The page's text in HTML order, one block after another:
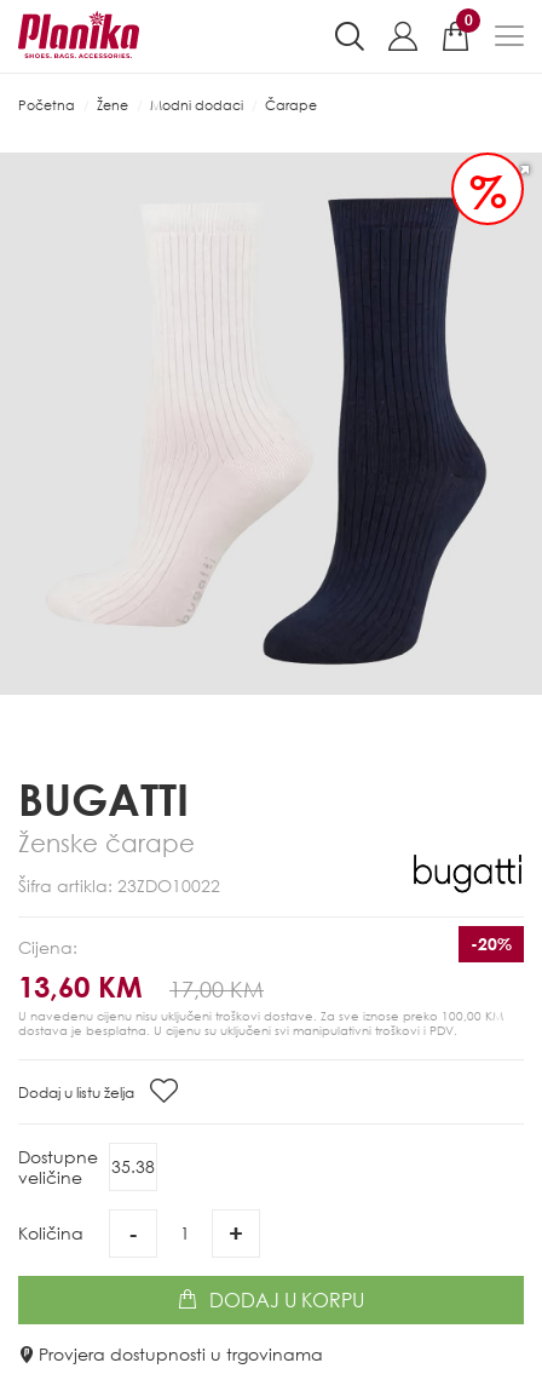
0
Početna Žene Modni dodaci Čarape
%
BUGATTI
Ženske čarape
Šifra artikla: 23ZDO10022
Cijena:
13,60 KM 17,00 KM
-20%
U navedenu cijenu nisu uključeni troškovi dostave. Za sve iznose preko 100,00 KM
dostava je besplatna. U cijenu su uključeni svi manipulativni troškovi i PDV.
Dodaj u listu želja
Dostupne
veličine
35.38
Količina - +
DODAJ U KORPU
Provjera dostupnosti u trgovinama